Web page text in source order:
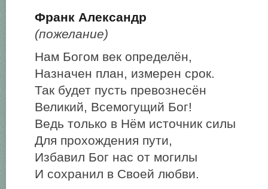
Франк Александр
(пожелание)
Нам Богом век определён,
Назначен план, измерен срок.
Так будет пусть превознесён
Великий, Всемогущий Бог!
Ведь только в Нём источник силы
Для прохождения пути,
Избавил Бог нас от могилы
И сохранил в Своей любви.